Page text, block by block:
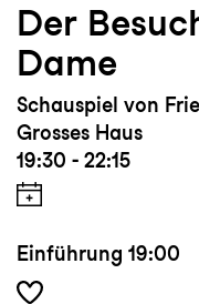
Der
Dame
Schauspiel von
Grosses Haus
19:30 - 22:15
Einführung 19:00